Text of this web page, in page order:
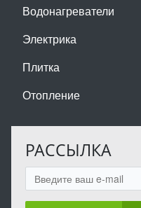
Водонагреватели
Электрика
Плитка
Отопление
РАССЫЛКА